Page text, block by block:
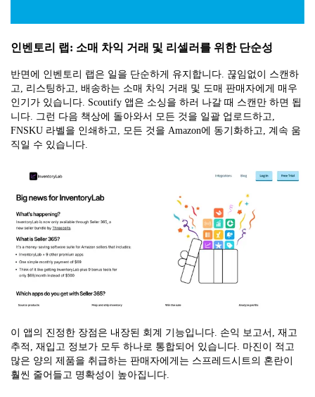
인벤토리 랩: 소매 차익 거래 및 리셀러를 위한 단순성
반면에 인벤토리 랩은 일을 단순하게 유지합니다. 끊임없이 스캔하
고, 리스팅하고, 배송하는 소매 차익 거래 및 도매 판매자에게 매우
인기가 있습니다. Scoutify 앱은 소싱을 하러 나갈 때 스캔만 하면 됩
니다. 그런 다음 책상에 돌아와서 모든 것을 일괄 업로드하고,
FNSKU 라벨을 인쇄하고, 모든 것을 Amazon에 동기화하고, 계속 움
직일 수 있습니다.
이 앱의 진정한 장점은 내장된 회계 기능입니다. 손익 보고서, 재고
추적, 재입고 정보가 모두 하나로 통합되어 있습니다. 마진이 적고
많은 양의 제품을 취급하는 판매자에게는 스프레드시트의 혼란이
훨씬 줄어들고 명확성이 높아집니다.